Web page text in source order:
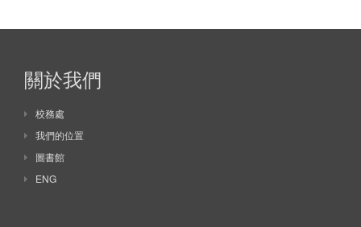
關於我們
校務處
我們的位置
圖書館
ENG